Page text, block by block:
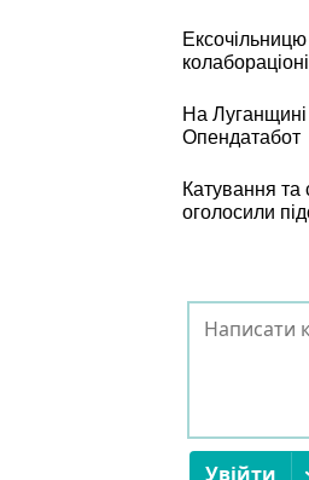
Ексочільницю
На Луганщині
Опендатабот
Катування
оголосили